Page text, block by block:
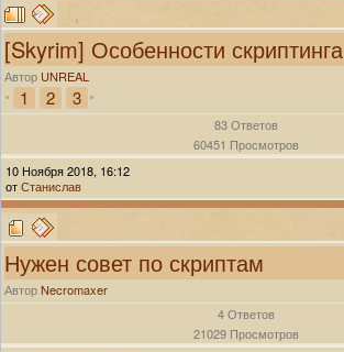
[Skyrim] Особенности скриптинга
Автор UNREAL
« 1 2 3 »
83 Ответов
60451 Просмотров
10 Ноября 2018, 16:12
отСтанислав
Нужен совет по скриптам
АвторNecromaxer
4 Ответов
21029 Просмотров